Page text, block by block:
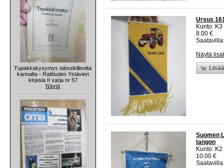
Tupakkakysymys taloudelliselta
kannalta - Raittiuden Ystävien
kirjasia II sarja nr 57
Näytä
Ursus
Kunto:
8.00 €
Näytä
Suomen
tangon
Kunto:
10.00 €